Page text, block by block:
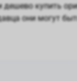
купить
они могут